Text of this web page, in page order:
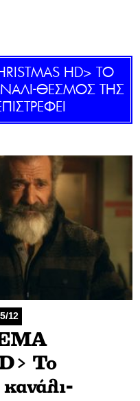
HD> ΤΟ
ΘΕΣΜΟΣ ΤΗΣ
12
Το
κανάλι-